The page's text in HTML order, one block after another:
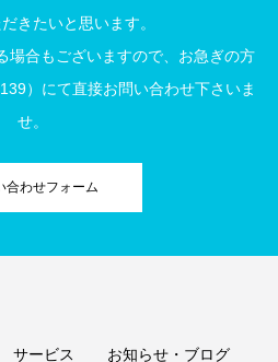
きたいと思います。
場合もございますので、お急ぎの方
）にて直接お問い合わせ下さいま
せ。
合わせフォーム
サービス お知らせ・ブログ